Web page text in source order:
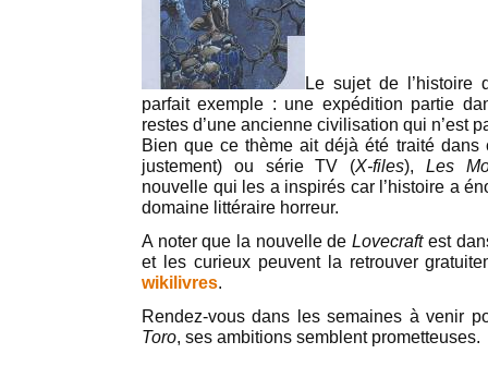
Le sujet de l’histoire
parfait exemple : une expédition partie
restes d’une ancienne civilisation qui n’est
Bien que ce thème ait déjà été traité
justement) ou série TV (X-files), Les
nouvelle qui les a inspirés car l’histoire a
domaine littéraire horreur.
A noter que la nouvelle deLovecraftest
et les curieux peuvent la retrouver
wikilivres.
Rendez-vous dans les semaines à venir
Toro, ses ambitions semblent prometteuses.